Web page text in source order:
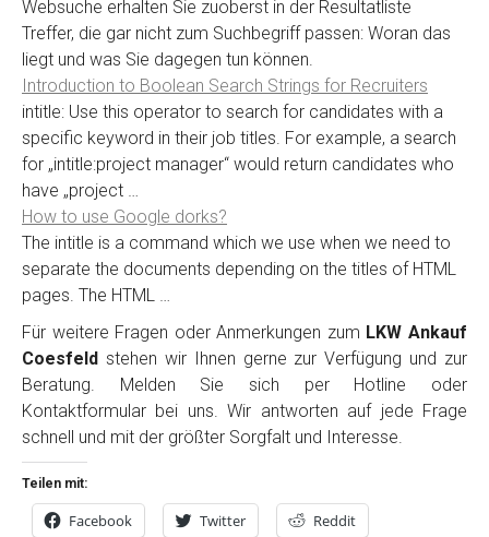
Websuche erhalten Sie zuoberst in der Resultatliste
Treffer, die gar nicht zum Suchbegriff passen: Woran das
liegt und was Sie dagegen tun können.
Introduction to Boolean Search Strings for Recruiters
intitle: Use this operator to search for candidates with a
specific keyword in their job titles. For example, a search
for „intitle:project manager“ would return candidates who
have „project …
How to use Google dorks?
The intitle is a command which we use when we need to
separate the documents depending on the titles of HTML
pages. The HTML …
Für weitere Fragen oder Anmerkungen zum LKW Ankauf
Coesfeld stehen wir Ihnen gerne zur Verfügung und zur
Beratung. Melden Sie sich per Hotline oder
Kontaktformular bei uns. Wir antworten auf jede Frage
schnell und mit der größter Sorgfalt und Interesse.
Teilen mit:
Facebook Twitter Reddit